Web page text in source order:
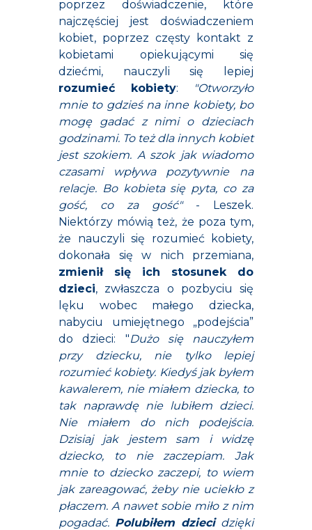
poprzez doświadczenie, które
najczęściej jest doświadczeniem
kobiet, poprzez częsty kontakt z
kobietami opiekującymi się
dziećmi, nauczyli się lepiej
rozumieć kobiety:
"Otworzyło
mnie to gdzieś na inne kobiety, bo
mogę gadać z nimi o dzieciach
godzinami. To też dla innych kobiet
jest szokiem. A szok jak wiadomo
czasami wpływa pozytywnie na
relacje. Bo kobieta się pyta, co za
gość, co za gość"- Leszek.
Niektórzy mówią też, że poza tym,
że nauczyli się rozumieć kobiety,
dokonała się w nich przemiana,
zmienił się ich stosunek do
dzieci, zwłaszcza o pozbyciu się
lęku wobec małego dziecka,
nabyciu umiejętnego „podejścia”
do dzieci: "Dużo się nauczyłem
przy dziecku, nie tylko lepiej
rozumieć kobiety. Kiedyś jak byłem
kawalerem, nie miałem dziecka, to
tak naprawdę nie lubiłem dzieci.
Nie miałem do nich podejścia.
Dzisiaj jak jestem sam i widzę
dziecko, to nie zaczepiam. Jak
mnie to dziecko zaczepi, to wiem
jak zareagować, żeby nie uciekło z
płaczem. A nawet sobie miło z nim
pogadać. Polubiłem dziecidzięki